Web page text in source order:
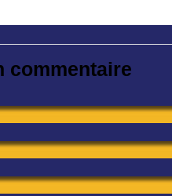
commentaire